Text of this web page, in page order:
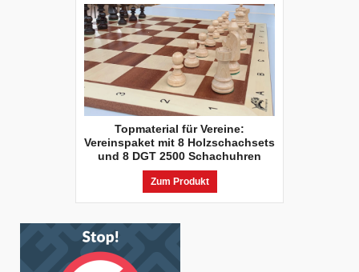
Topmaterial für Vereine:
Vereinspaket mit 8 Holzschachsets
und 8 DGT 2500 Schachuhren
Zum Produkt